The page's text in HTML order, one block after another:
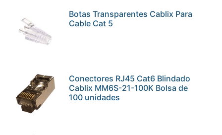
Botas Transparentes Cablix Para
Cable Cat 5
Conectores RJ45 Cat6 Blindado
Cablix MM6S-21-100K Bolsa de
100 unidades